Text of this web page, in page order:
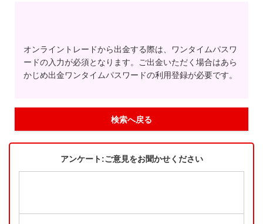
オンライントレードから出金する際は、ワンタイムパスワ
ードの入力が必須となります。ご出金いただく場合はあら
かじめ出金ワンタイムパスワードの利用登録が必要です。
検索へ戻る
アンケート:ご意見をお聞かせください